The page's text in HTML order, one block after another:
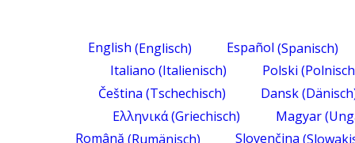
English (Englisch) Español (Spanisch)
Italiano (Italienisch) Polski (Polnisch
Čeština (Tschechisch) Dansk(Dänisch
Ελληνικά(Griechisch) Magyar(
Română (Rumänisch) Slovenčina (